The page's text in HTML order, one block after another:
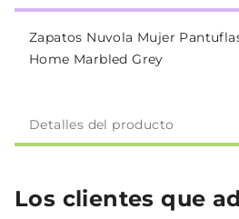
Zapatos Nuvola Mujer
Home Marbled Grey
Detalles del producto
Los clientes que